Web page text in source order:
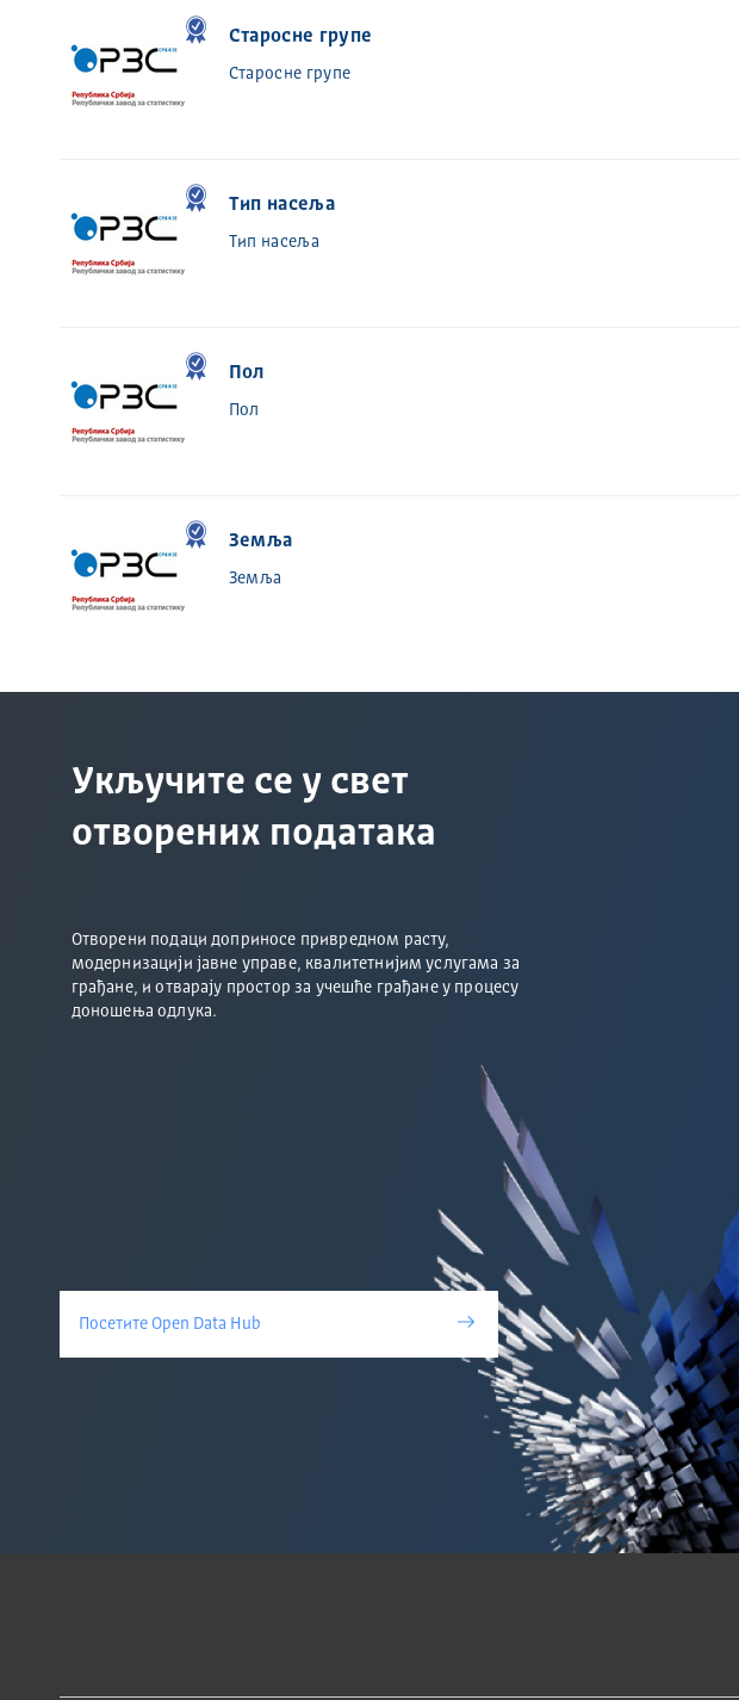
Старосне групе
Старосне групе
Тип насеља
Тип насеља
Пол
Пол
Земља
Земља
Укључите се у свет
отворених података
Отворени подаци доприносе привредном расту,
модернизацији јавне управе, квалитетнијим услугама за
грађане, и отварају простор за учешће грађане у процесу
доношења одлука.
Посетите Open Data Hub